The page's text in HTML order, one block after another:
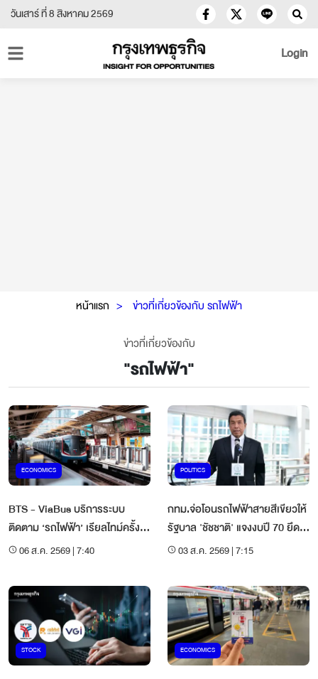
วันเสาร์ ที่ 8 สิงหาคม 2569
Login
หน้าแรก ข่าวที่เกี่ยวข้องกับ รถไฟฟ้า
ข่าวที่เกี่ยวข้องกับ
"รถไฟฟ้า"
ECONOMICS
BTS - ViaBus บริการระบบ
ติดตาม ‘รถไฟฟ้า’ เรียลไทม์ครั้ง
แรกในไทย
06 ส.ค. 2569 | 7:40
POLITICS
กทม.จ่อโอนรถไฟฟ้าสายสีเขียวให้
รัฐบาล 'ชัชชาติ' แจงงบปี 70 ยึด
สมดุล
03 ส.ค. 2569 | 7:15
STOCK ECONOMICS